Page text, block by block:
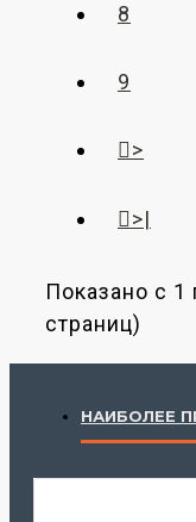
8
9
>
>|
Показано с 1
страниц)
НАИБОЛЕЕ